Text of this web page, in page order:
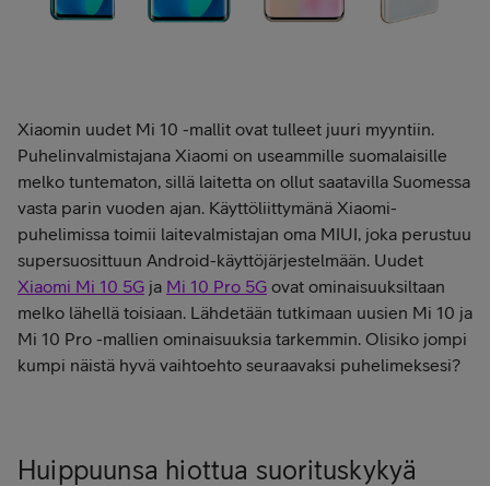
Xiaomin uudet Mi 10 -mallit ovat tulleet juuri myyntiin.
Puhelinvalmistajana Xiaomi on useammille suomalaisille
melko tuntematon, sillä laitetta on ollut saatavilla Suomessa
vasta parin vuoden ajan. Käyttöliittymänä Xiaomi-
puhelimissa toimii laitevalmistajan oma MIUI, joka perustuu
supersuosittuun Android-käyttöjärjestelmään. Uudet
Xiaomi Mi 10 5G ja Mi 10 Pro 5G ovat ominaisuuksiltaan
melko lähellä toisiaan. Lähdetään tutkimaan uusien Mi 10 ja
Mi 10 Pro -mallien ominaisuuksia tarkemmin. Olisiko jompi
kumpi näistä hyvä vaihtoehto seuraavaksi puhelimeksesi?
Huippuunsa hiottua suorituskykyä